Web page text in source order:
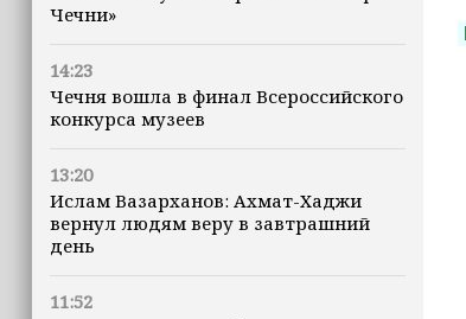
Чечни»
14:23
Чечня вошла в финал Всероссийского
конкурса музеев
13:20
Ислам Вазарханов: Ахмат-Хаджи
вернул людям веру в завтрашний
день
11:52